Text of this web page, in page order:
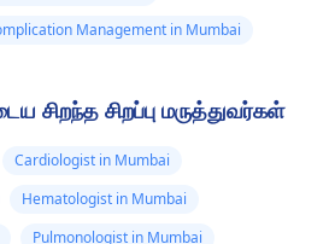
Management in Mumbai
சிறந்த சிறப்பு மருத்துவர்கள்
Cardiologist in Mumbai
Hematologist in Mumbai
Pulmonologist in Mumbai